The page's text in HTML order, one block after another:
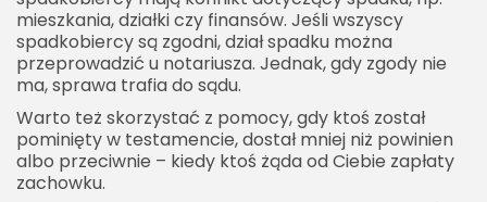
mieszkania, działki czy finansów. Jeśli wszyscy
spadkobiercy są zgodni, dział spadku można
przeprowadzić u notariusza. Jednak, gdy zgody nie
ma, sprawa trafia do sądu.
Warto też skorzystać z pomocy, gdy ktoś został
pominięty w testamencie, dostał mniej niż powinien
albo przeciwnie – kiedy ktoś żąda od Ciebie zapłaty
zachowku.